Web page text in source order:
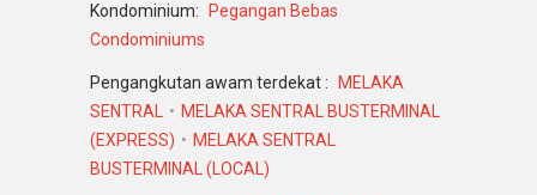
Kondominium:
Pegangan Bebas
Condominiums
Pengangkutan awam terdekat : MELAKA
SENTRAL
MELAKA SENTRAL BUSTERMINAL
(EXPRESS)
MELAKA SENTRAL
BUSTERMINAL (LOCAL)